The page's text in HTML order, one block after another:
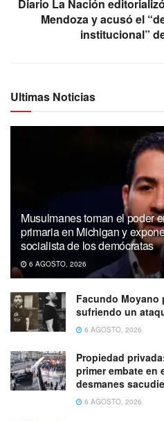
Diario La Nación
Mendoza y acusó el
institucional”
Ultimas Noticias
Musulmanes toman el poder
primaria en Michigan y
socialista de los demócratas
6 AGOSTO, 2026
Facundo Moyano
sufriendo un
6 AGOSTO, 2026
Propiedad
primer embate en
desmanes
6 AGOSTO, 2026